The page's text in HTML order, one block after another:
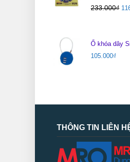
233.000₫
Ổ khóa dây
105.000₫
THÔNG TIN LIÊN